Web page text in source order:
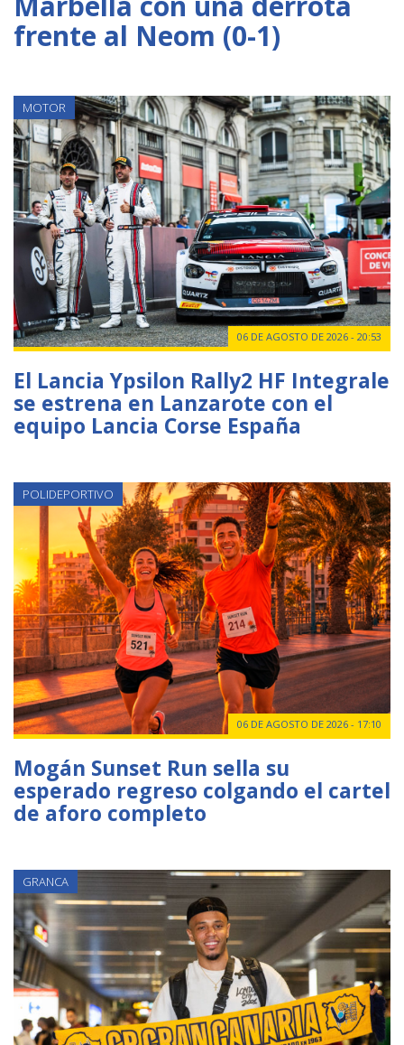
frente al Neom (0-1)
MOTOR
06 DE AGOSTO DE 2026 - 20:53
El Lancia Ypsilon Rally2 HF Integrale
se estrena en Lanzarote con el
equipo Lancia Corse España
POLIDEPORTIVO
06 DE AGOSTO DE 2026 - 17:10
Mogán Sunset Run sella su
esperado regreso colgando el cartel
de aforo completo
GRANCA